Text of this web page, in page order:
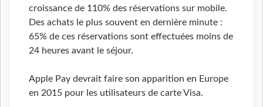
croissance de 110% des réservations sur mobile.
Des achats le plus souvent en dernière minute :
65% de ces réservations sont effectuées moins de
24 heures avant le séjour.
Apple Pay devrait faire son apparition en Europe
en 2015 pour les utilisateurs de carte Visa.